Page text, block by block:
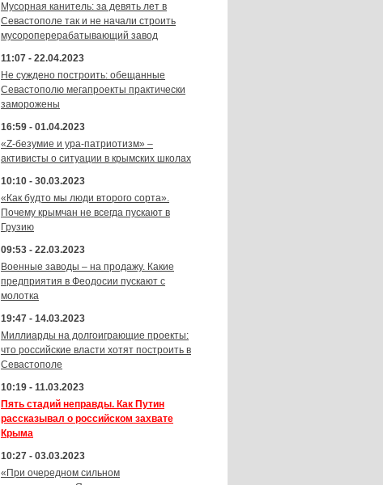
Мусорная канитель: за девять лет в
Севастополе так и не начали строить
мусороперерабатывающий завод
11:07 - 22.04.2023
Не суждено построить: обещанные
Севастополю мегапроекты практически
заморожены
16:59 - 01.04.2023
«Z-безумие и ура-патриотизм» –
активисты о ситуации в крымских школах
10:10 - 30.03.2023
«Как будто мы люди второго сорта».
Почему крымчан не всегда пускают в
Грузию
09:53 - 22.03.2023
Военные заводы – на продажу. Какие
предприятия в Феодосии пускают с
молотка
19:47 - 14.03.2023
Миллиарды на долгоиграющие проекты:
что российские власти хотят построить в
Севастополе
10:19 - 11.03.2023
Пять стадий неправды. Как Путин
рассказывал о российском захвате
Крыма
10:27 - 03.03.2023
«При очередном сильном